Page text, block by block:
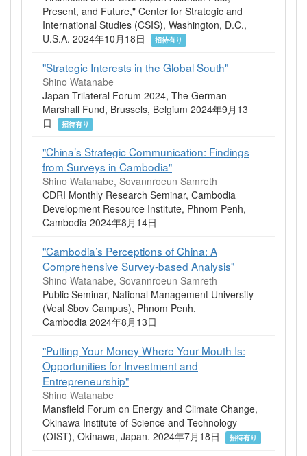
Present, and Future," Center for Strategic and
International Studies (CSIS), Washington, D.C.,
U.S.A. 2024年10月18日
招待有り
"Strategic Interests in the Global South"
Shino Watanabe
Japan Trilateral Forum 2024, The German
Marshall Fund, Brussels, Belgium 2024年9月13
日
招待有り
"China’s Strategic Communication: Findings
from Surveys in Cambodia"
Shino Watanabe, Sovannroeun Samreth
CDRI Monthly Research Seminar, Cambodia
Development Resource Institute, Phnom Penh,
Cambodia 2024年8月14日
"Cambodia’s Perceptions of China: A
Comprehensive Survey-based Analysis"
Shino Watanabe, Sovannroeun Samreth
Public Seminar, National Management University
(Veal Sbov Campus), Phnom Penh,
Cambodia 2024年8月13日
"Putting Your Money Where Your Mouth Is:
Opportunities for Investment and
Entrepreneurship"
Shino Watanabe
Mansfield Forum on Energy and Climate Change,
Okinawa Institute of Science and Technology
(OIST), Okinawa, Japan. 2024年7月18日
招待有り